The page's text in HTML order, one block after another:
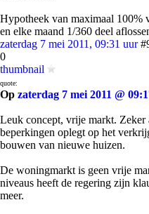
Hypotheek van maximaal 100%
en elke maand 1/360 deel
zaterdag 7 mei 2011, 09:31 uur
0
thumbnail
quote:
Op zaterdag 7 mei 2011 @
Leuk concept, vrije markt. Zeker
beperkingen oplegt op het
bouwen van nieuwe huizen.
De woningmarkt is geen vrije
niveaus heeft de regering zijn
meer.